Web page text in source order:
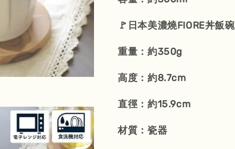
🚩日本美濃燒FIORE丼飯碗
重量：約350g
高度：約8.7cm
直徑：約15.9cm
材質：瓷器